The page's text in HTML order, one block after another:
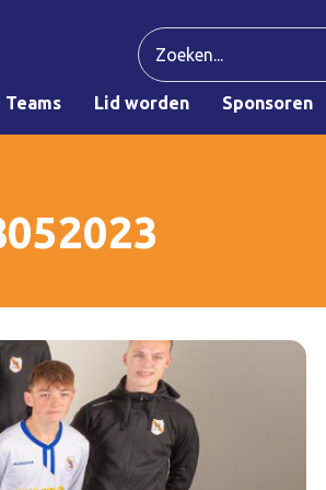
Teams Lid worden Sponsoren